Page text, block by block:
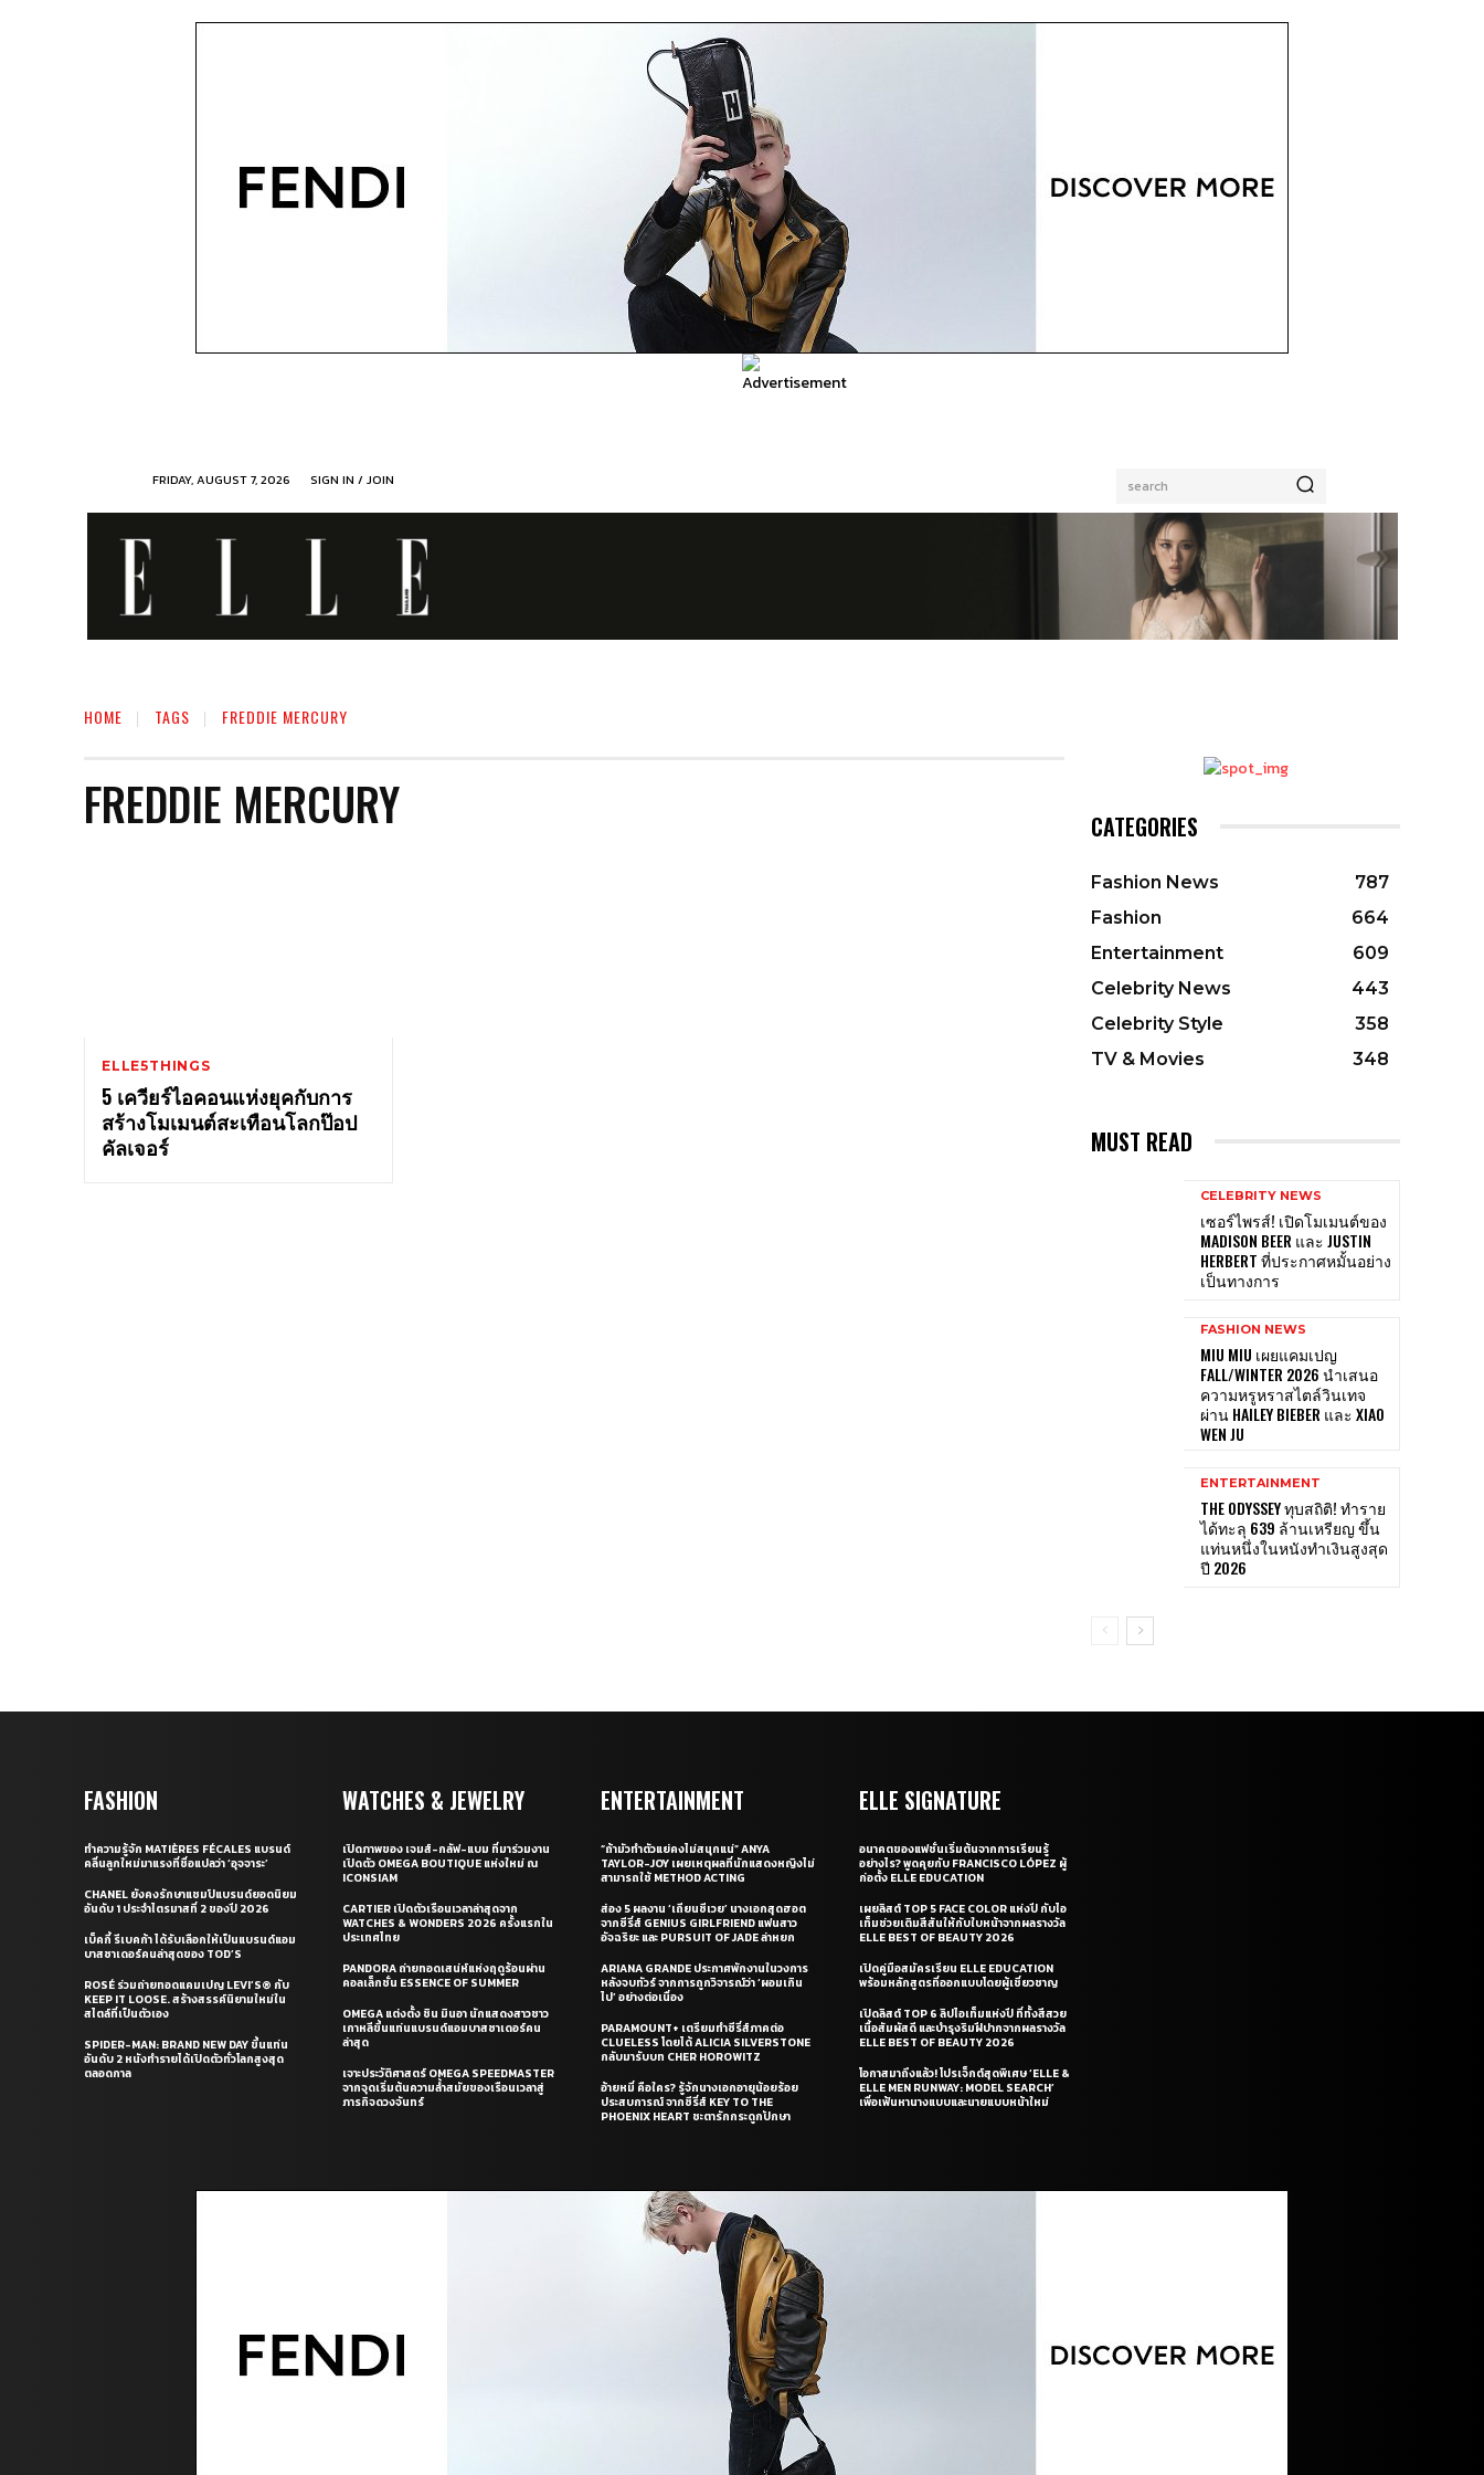
FRIDAY, AUGUST 7, 2026 search
SIGN IN / JOIN
HOME TAGS FREDDIE MERCURY
FREDDIE MERCURY
ELLE5THINGS
5 เควียร์ไอคอนแห่งยุคกับการ
สร้างโมเมนต์สะเทือนโลกป๊อป
คัลเจอร์
CATEGORIES
Fashion News
787
Fashion
664
Entertainment
609
Celebrity News
443
Celebrity Style
358
TV & Movies
348
MUST READ
CELEBRITY NEWS
เซอร์ไพรส์! เปิดโมเมนต์ของ
MADISON BEER และ JUSTIN
HERBERT ที่ประกาศหมั้นอย่าง
เป็นทางการ
FASHION NEWS
MIU MIU เผยแคมเปญ
FALL/WINTER 2026 นำเสนอ
ความหรูหราสไตล์วินเทจ
ผ่าน HAILEY BIEBER และ XIAO
WEN JU
ENTERTAINMENT
THE ODYSSEY ทุบสถิติ! ทำราย
ได้ทะลุ 639 ล้านเหรียญ ขึ้น
แท่นหนึ่งในหนังทำเงินสูงสุด
ปี 2026
FASHION
ทำความรู้จัก MATIÈRES FÉCALES แบรนด์
คลื่นลูกใหม่มาแรงที่ชื่อแปลว่า ‘อุจจาระ’
CHANEL ยังคงรักษาแชมป์แบรนด์ยอดนิยม
อันดับ 1 ประจำไตรมาสที่ 2 ของปี 2026
เบ็คกี้ รีเบคก้า ได้รับเลือกให้เป็นแบรนด์แอม
บาสซาเดอร์คนล่าสุดของ TOD’S
ROSÉ ร่วมถ่ายทอดแคมเปญ LEVI’S® กับ
KEEP IT LOOSE. สร้างสรรค์นิยามใหม่ใน
สไตล์ที่เป็นตัวเอง
SPIDER-MAN: BRAND NEW DAY ขึ้นแท่น
อันดับ 2 หนังทำรายได้เปิดตัวทั่วโลกสูงสุด
ตลอดกาล
WATCHES & JEWELRY
เปิดภาพของ เจมส์-กลัฟ-แบม ที่มาร่วมงาน
เปิดตัว OMEGA BOUTIQUE แห่งใหม่ ณ
ICONSIAM
CARTIER เปิดตัวเรือนเวลาล่าสุดจาก
WATCHES & WONDERS 2026 ครั้งแรกใน
ประเทศไทย
PANDORA ถ่ายทอดเสน่ห์แห่งฤดูร้อนผ่าน
คอลเล็กชั่น ESSENCE OF SUMMER
OMEGA แต่งตั้ง ชิน มินอา นักแสดงสาวชาว
เกาหลีขึ้นแท่นแบรนด์แอมบาสซาเดอร์คน
ล่าสุด
เจาะประวัติศาสตร์ OMEGA SPEEDMASTER
จากจุดเริ่มต้นความล้ำสมัยของเรือนเวลาสู่
ภารกิจดวงจันทร์
ENTERTAINMENT
“ถ้ามัวทำตัวแย่คงไม่สนุกแน่” ANYA
TAYLOR-JOY เผยเหตุผลที่นักแสดงหญิงไม่
สามารถใช้ METHOD ACTING
ส่อง 5 ผลงาน ‘เถียนซีเวย’ นางเอกสุดฮอต
จากซีรี่ส์ GENIUS GIRLFRIEND แฟนสาว
อัจฉริยะ และ PURSUIT OF JADE ล่าหยก
ARIANA GRANDE ประกาศพักงานในวงการ
หลังจบทัวร์ จากการถูกวิจารณ์ว่า ‘ผอมเกิน
ไป’ อย่างต่อเนื่อง
PARAMOUNT+ เตรียมทำซีรี่ส์ภาคต่อ
CLUELESS โดยได้ ALICIA SILVERSTONE
กลับมารับบท CHER HOROWITZ
อ้ายหมี่ คือใคร? รู้จักนางเอกอายุน้อยร้อย
ประสบการณ์ จากซีรี่ส์ KEY TO THE
PHOENIX HEART ชะตารักกระดูกปักษา
ELLE SIGNATURE
อนาคตของแฟชั่นเริ่มต้นจากการเรียนรู้
อย่างไร? พูดคุยกับ FRANCISCO LÓPEZ ผู้
ก่อตั้ง ELLE EDUCATION
เผยลิสต์ TOP 5 FACE COLOR แห่งปี กับไอ
เท็มช่วยเติมสีสันให้กับใบหน้าจากผลรางวัล
ELLE BEST OF BEAUTY 2026
เปิดคู่มือสมัครเรียน ELLE EDUCATION
พร้อมหลักสูตรที่ออกแบบโดยผู้เชี่ยวชาญ
เปิดลิสต์ TOP 6 ลิปไอเท็มแห่งปี ที่ทั้งสีสวย
เนื้อสัมผัสดี และบำรุงริมฝีปากจากผลรางวัล
ELLE BEST OF BEAUTY 2026
โอกาสมาถึงแล้ว! โปรเจ็กต์สุดพิเศษ ‘ELLE &
ELLE MEN RUNWAY: MODEL SEARCH’
เพื่อเฟ้นหานางแบบและนายแบบหน้าใหม่